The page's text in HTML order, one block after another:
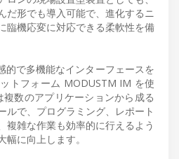
だ形でも導入可能で、進化するニ
臨機応変に対応できる柔軟性を備
的で多機能なインターフェースを
トフォーム MODUSTM IM を使
数のアプリケーションから成る
ルで、プログラミング、レポート
複雑な作業も効率的に行えるよう
に向上します。